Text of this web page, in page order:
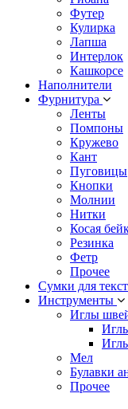
Футер
Кулирка
Лапша
Интерлок
Кашкорсе
Наполнители
Фурнитура
Ленты
Помпоны
Кружево
Кант
Пуговицы
Кнопки
Молнии
Нитки
Косая
Резинка
Фетр
Прочее
Сумки для
Инструменты
Иглы
Мел
Булавки
Прочее